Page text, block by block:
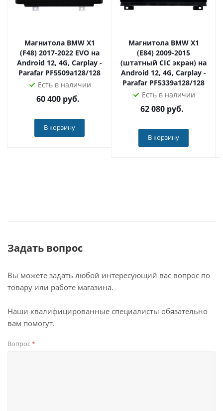
➕Оборудование проверяется и готовится инженерами
➕Установка в сертифицированных установочных
центрах не влияет на гарантию на ваш автомобиль.
➕У вас имеются законные 14 дней на проверку
устройства.
Наш магазин - официальный дилер продукции Radiola
по всей России. Приобретая товар у нас, вы получаете
оригинальное устройство, техподдержку и гарантию!
Магнитола BMW X1
(F48) 2017-2022 EVO на
Android 12, 4G, Carplay -
Parafar PF5509a128/128
Есть в наличии
60 400руб.
В корзину
Магнитола BMW X1
(E84) 2009-2015
(штатный CIC экран) на
Android 12, 4G, Carplay -
Parafar PF5339a128/128
Есть в наличии
62 080руб.
В корзину
Задать вопрос
Вы можете задать любой интересующий вас вопрос по
товару или работе магазина.
Наши квалифицированные специалисты обязательно
вам помогут.
Вопрос*